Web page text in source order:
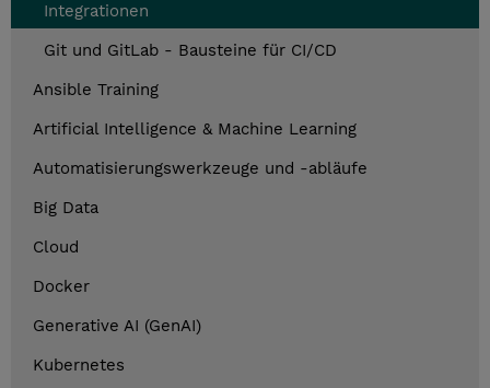
Integrationen
Git und GitLab - Bausteine für CI/CD
Ansible Training
Artificial Intelligence & Machine Learning
Automatisierungswerkzeuge und -abläufe
Big Data
Cloud
Docker
Generative AI (GenAI)
Kubernetes